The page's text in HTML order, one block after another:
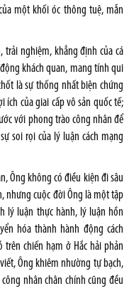
một khối óc thông tuệ, mẫn
trải nghiệm, khẳng định của cá
khách quan, mang tính qui
là sự thống nhất biện chứng
ích của giai cấp vô sản quốc tế;
với phong trào công nhân để
soi rọi của lý luận cách mạng
Ông không có điều kiện đi sâu
nhưng cuộc đời Ông là một tập
lý luận thực hành, lý luận hồn
hóa thành hành động cách
trên chiến hạm ở Hắc hải phản
Ông khiêm nhường tự bạch,
nhân chân chính cũng đều